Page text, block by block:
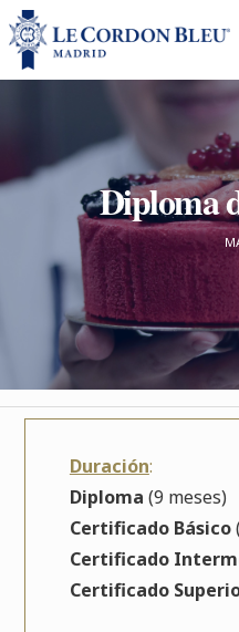
Diploma
Duración:
Diploma (9 meses)
Certificado Básico
Certificado
Certificado